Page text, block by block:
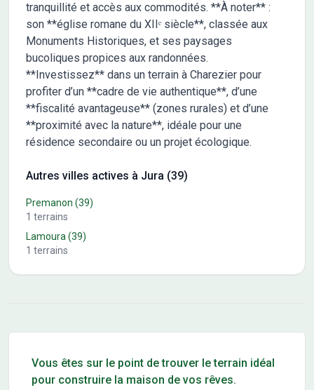
tranquillité et accès aux commodités. **À noter** :
son **église romane du XIIᵉ siècle**, classée aux
Monuments Historiques, et ses paysages
bucoliques propices aux randonnées.
**Investissez** dans un terrain à Charezier pour
profiter d’un **cadre de vie authentique**, d’une
**fiscalité avantageuse** (zones rurales) et d’une
**proximité avec la nature**, idéale pour une
résidence secondaire ou un projet écologique.
Autres villes actives à Jura (39)
Premanon (39)
1 terrains
Lamoura(39)
1 terrains
Vous êtes sur le point de trouver le terrain idéal
pour construire la maison de vos rêves.